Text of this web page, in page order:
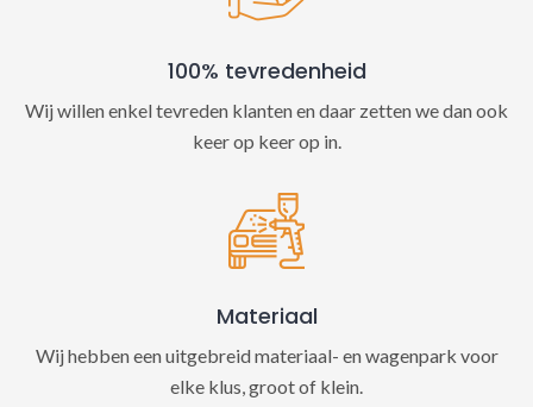
100% tevredenheid
Wij willen enkel tevreden klanten en daar zetten we dan ook
keer op keer op in.
Materiaal
Wij hebben een uitgebreid materiaal- en wagenpark voor
elke klus, groot of klein.